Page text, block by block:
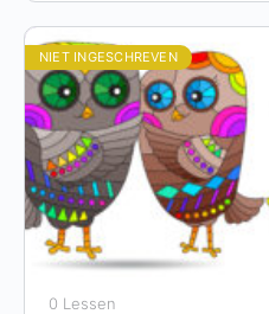
NIET INGESCHREVEN
0 Lessen